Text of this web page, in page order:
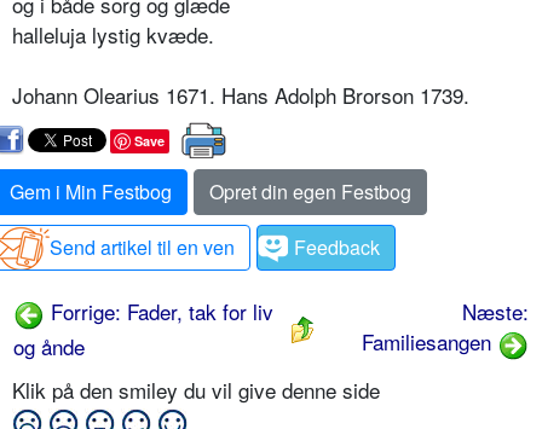
halleluja lystig kvæde.
Johann Olearius 1671. Hans Adolph Brorson 1739.
Save
Gem i Min Festbog
Opret din egen Festbog
Send artikel til en ven
Feedback
Forrige: Fader, tak for liv
og ånde
Næste:
Familiesangen
Klik på den smiley du vil give denne side